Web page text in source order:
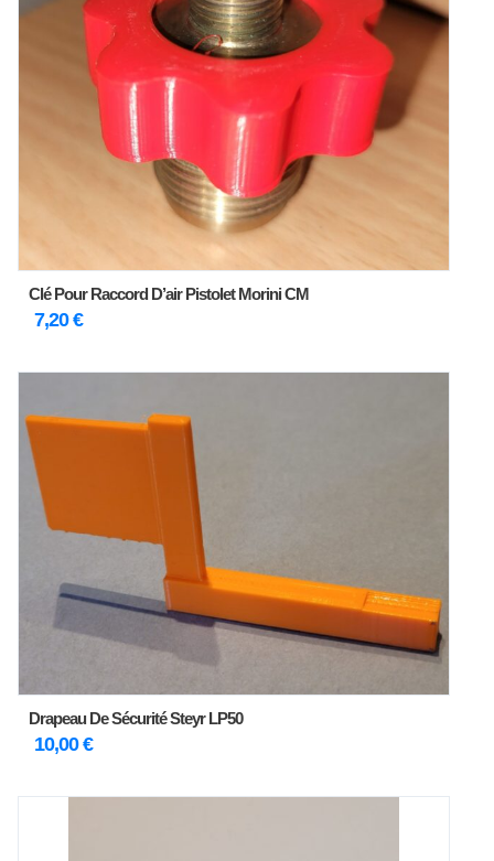
Clé Pour Raccord D’air Pistolet Morini CM
7,20€
Drapeau De Sécurité Steyr LP50
10,00€